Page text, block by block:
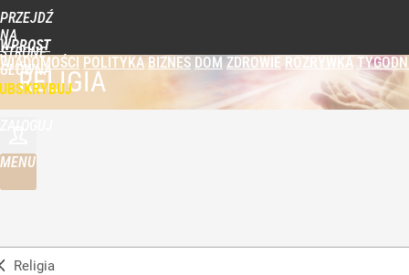
PRZEJDŹ
NA
STRONĘ
GŁÓWNĄ
WPROST
WIADOMOŚCI POLITYKA BIZNES DOM ZDROWIE ROZRYWKA
MENU
RELIGIA
Religia